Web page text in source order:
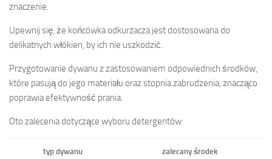
znaczenie.
Upewnij się, że końcówka odkurzacza jest dostosowana do
delikatnych włókien, by ich nie uszkodzić.
Przygotowanie dywanu z zastosowaniem odpowiednich środków,
które pasują do jego materiału oraz stopnia zabrudzenia, znacząco
poprawia efektywność prania.
Oto zalecenia dotyczące wyboru detergentów:
typ dywanu zalecany środek